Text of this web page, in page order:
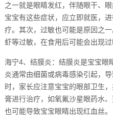
之一就是眼睛发红，伴随眼干、
宝宝有这些症状，应立即就医，
疗。其次，过敏也可能是原因之
虾等过敏，在食用后可能会出现过
海宁4、结膜炎：结膜炎是宝宝眼
炎通常由细菌或病毒感染引起，
时，家长应注意宝宝的眼部卫生
膏进行治疗，如氧氟沙星眼药水
也可能导致宝宝眼睛出现红血丝。